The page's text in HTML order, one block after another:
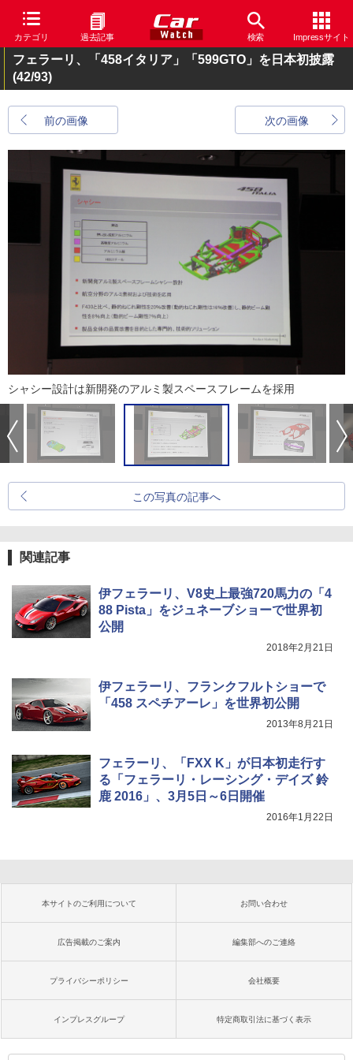
カテゴリ 過去記事 検索 Impressサイト
フェラーリ、「458イタリア」「599GTO」を日本初披露
(42/93)
前の画像 次の画像
シャシー設計は新開発のアルミ製スペースフレームを採用
この写真の記事へ
関連記事
伊フェラーリ、V8史上最強720馬力の「4
88 Pista」をジュネーブショーで世界初
公開
2018年2月21日
伊フェラーリ、フランクフルトショーで
「458 スペチアーレ」を世界初公開
2013年8月21日
フェラーリ、「FXX K」が日本初走行す
る「フェラーリ・レーシング・デイズ 鈴
鹿 2016」、3月5日～6日開催
2016年1月22日
本サイトのご利用について お問い合わせ
広告掲載のご案内 編集部へのご連絡
プライバシーポリシー 会社概要
インプレスグループ 特定商取引法に基づく表示